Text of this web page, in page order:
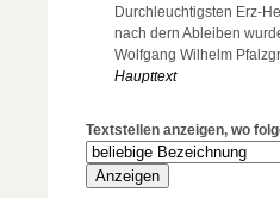
Durchleuchtigsten Erz-
nach dern Ableiben
Wolfgang Wilhelm
Haupttext
Textstellen anzeigen, wo